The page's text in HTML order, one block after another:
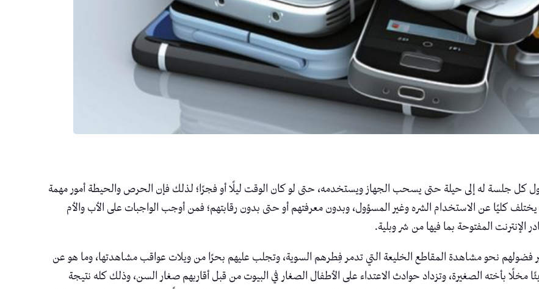
كل جلسة له إلى حيلة حتى يسحب الجهاز ويستخدمه، حتى لو كان الوقت ليلًا أو فجرًا؛ لذلك فإن الحرص والحيطة أمور مهمة
كليًا عن الاستخدام الشره وغير المسؤول، وبدون معرفتهم أو حتى بدون رقابتهم؛ فمن أوجب الواجبات على الأب والأم
الإنترنت المفتوحة بما فيها من شر وبلية.
نحو مشاهدة المقاطع الخليعة التي تدمر فِطرهم السوية، وتجلب عليهم بحرًا من ويلات عواقب مشاهدتها، وما هو عن
مخلًا بأخته الصغيرة، وتزداد حوادث الاعتداء على الأطفال الصغار في البيوت من قبل أقاربهم صغار السن، وذلك كله نتيجة